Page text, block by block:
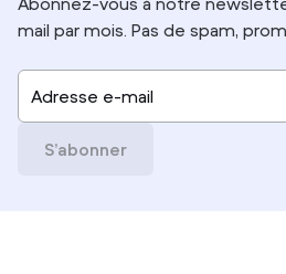
mail par mois. Pas de spam,
Adresse e-mail
S’abonner